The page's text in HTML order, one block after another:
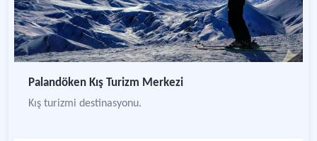
Palandöken Kış Turizm Merkezi
Kış turizmi destinasyonu.